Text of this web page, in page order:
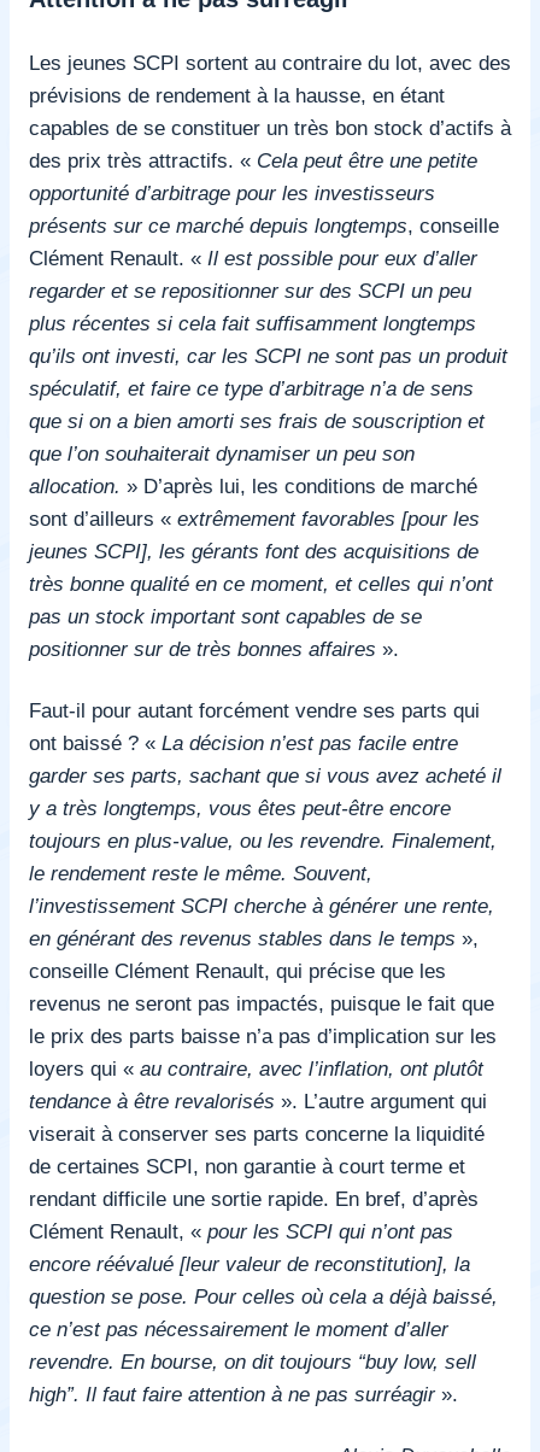
Les jeunes SCPI sortent au contraire du lot, avec des
prévisions de rendement à la hausse, en étant
capables de se constituer un très bon stock d’actifs à
des prix très attractifs. « Cela peut être une petite
opportunité d’arbitrage pour les investisseurs
présents sur ce marché depuis longtemps, conseille
Clément Renault. « Il est possible pour eux d’aller
regarder et se repositionner sur des SCPI un peu
plus récentes si cela fait suffisamment longtemps
qu’ils ont investi, car les SCPI ne sont pas un produit
spéculatif, et faire ce type d’arbitrage n’a de sens
que si on a bien amorti ses frais de souscription et
que l’on souhaiterait dynamiser un peu son
allocation. » D’après lui, les conditions de marché
sont d’ailleurs « extrêmement favorables [pour les
jeunes SCPI], les gérants font des acquisitions de
très bonne qualité en ce moment, et celles qui n’ont
pas un stock important sont capables de se
positionner sur de très bonnes affaires ».
Faut-il pour autant forcément vendre ses parts qui
ont baissé ? « La décision n’est pas facile entre
garder ses parts, sachant que si vous avez acheté il
y a très longtemps, vous êtes peut-être encore
toujours en plus-value, ou les revendre. Finalement,
le rendement reste le même. Souvent,
l’investissement SCPI cherche à générer une rente,
en générant des revenus stables dans le temps »,
conseille Clément Renault, qui précise que les
revenus ne seront pas impactés, puisque le fait que
le prix des parts baisse n’a pas d’implication sur les
loyers qui « au contraire, avec l’inflation, ont plutôt
tendance à être revalorisés ». L’autre argument qui
viserait à conserver ses parts concerne la liquidité
de certaines SCPI, non garantie à court terme et
rendant difficile une sortie rapide. En bref, d’après
Clément Renault, « pour les SCPI qui n’ont pas
encore réévalué [leur valeur de reconstitution], la
question se pose. Pour celles où cela a déjà baissé,
ce n’est pas nécessairement le moment d’aller
revendre. En bourse, on dit toujours “buy low, sell
high”. Il faut faire attention à ne pas surréagir».